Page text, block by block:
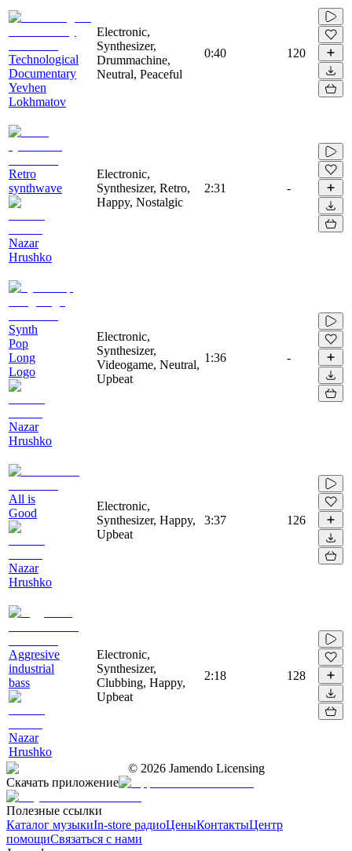
Technological
Documentary
Yevhen
Lokhmatov
Electronic,
Synthesizer,
Drummachine,
Neutral, Peaceful
0:40 120
Retro
synthwave
Nazar
Hrushko
Electronic,
Synthesizer, Retro,
Happy, Nostalgic
2:31 -
Synth
Pop
Long
Logo
Nazar
Hrushko
Electronic,
Synthesizer,
Videogame, Neutral,
Upbeat
1:36 -
All is
Good
Nazar
Hrushko
Electronic,
Synthesizer, Happy,
Upbeat
3:37 126
Aggresive
industrial
bass
Nazar
Hrushko
Electronic,
Synthesizer,
Clubbing, Happy,
Upbeat
2:18 128
© 2026 Jamendo Licensing
Скачать приложение
Полезные ссылки
Каталог музыкиIn-store радиоЦеныКонтактыЦентр
помощиСвязаться с нами